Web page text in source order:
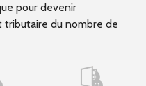
pour devenir
tributaire du nombre de